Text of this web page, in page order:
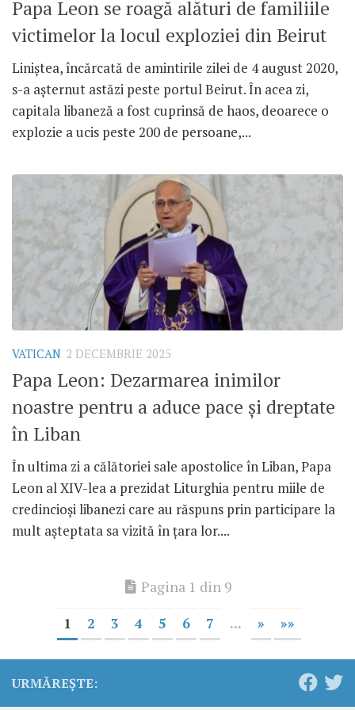
Papa Leon se roagă alături de familiile
victimelor la locul exploziei din Beirut
Liniștea, încărcată de amintirile zilei de 4 august 2020,
s-a așternut astăzi peste portul Beirut. În acea zi,
capitala libaneză a fost cuprinsă de haos, deoarece o
explozie a ucis peste 200 de persoane,...
VATICAN 2 DECEMBRIE 2025
Papa Leon: Dezarmarea inimilor
noastre pentru a aduce pace și dreptate
în Liban
În ultima zi a călătoriei sale apostolice în Liban, Papa
Leon al XIV-lea a prezidat Liturghia pentru miile de
credincioși libanezi care au răspuns prin participare la
mult așteptata sa vizită în țara lor....
Pagina 1 din 9
1 2 3 4 5 6 7 ... » »»
URMĂREȘTE: